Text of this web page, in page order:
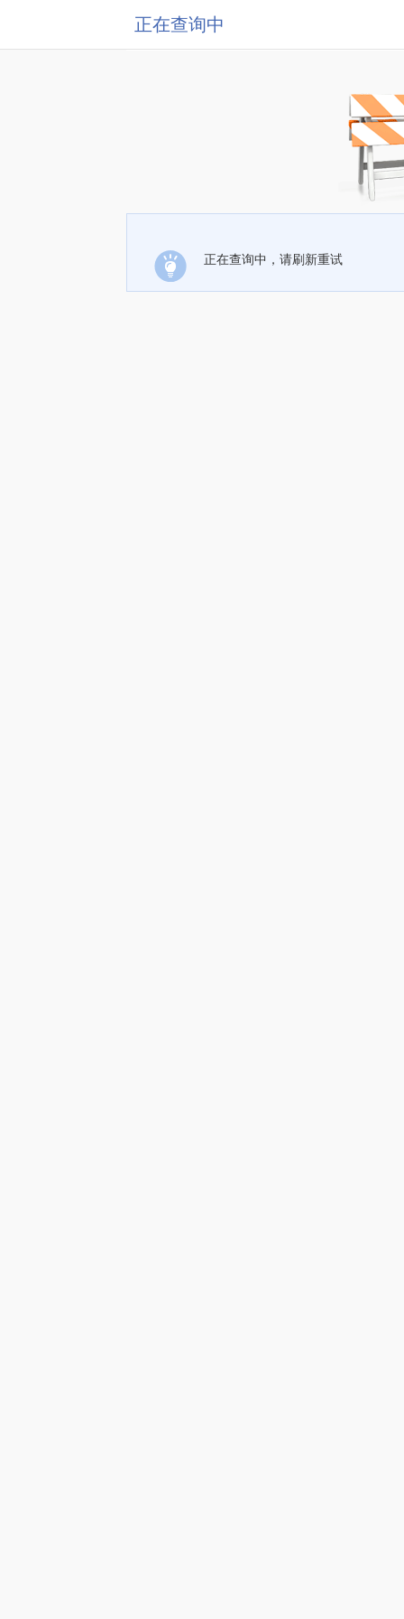
正在查询中
正在查询中，请刷新重试